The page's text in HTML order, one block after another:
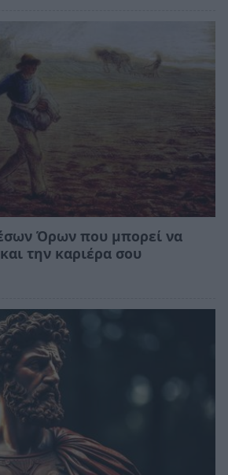
Όρων που μπορεί να
την καριέρα σου